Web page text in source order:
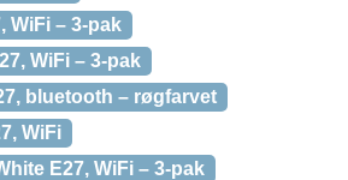
WiFi – 3-pak
WiFi – 3-pak
bluetooth – røgfarvet
WiFi
E27, WiFi – 3-pak